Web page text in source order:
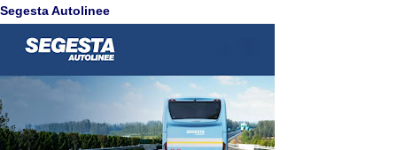
Segesta Autolinee